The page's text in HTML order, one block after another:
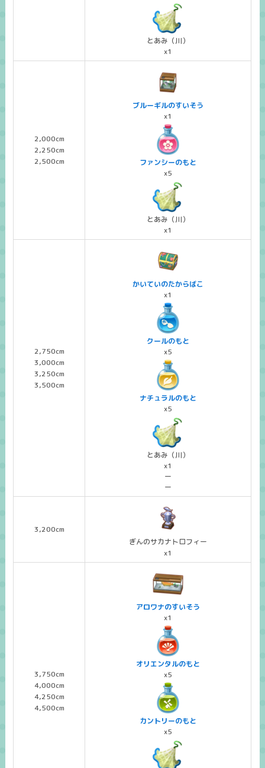
とあみ（川）
x1
2,000cm
2,250cm
2,500cm
ブルーギルのすいそう
x1
ファンシーのもと
x5
とあみ（川）
x1
2,750cm
3,000cm
3,250cm
3,500cm
かいていのたからばこ
x1
クールのもと
x5
ナチュラルのもと
x5
とあみ（川）
x1
ー
ー
3,200cm
ぎんのサカナトロフィー
x1
3,750cm
4,000cm
4,250cm
4,500cm
アロワナのすいそう
x1
オリエンタルのもと
x5
カントリーのもと
x5